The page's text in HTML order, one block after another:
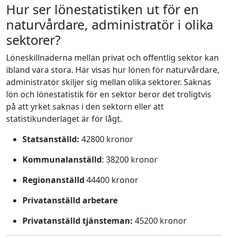
Hur ser lönestatistiken ut för en
naturvårdare, administratör i olika
sektorer?
Löneskillnaderna mellan privat och offentlig sektor kan
ibland vara stora. Här visas hur lönen för naturvårdare,
administratör skiljer sig mellan olika sektorer. Saknas
lön och lönestatistik för en sektor beror det troligtvis
på att yrket saknas i den sektorn eller att
statistikunderlaget är för lågt.
Statsanställd: 42800 kronor
Kommunalanställd: 38200 kronor
Regionanställd 44400 kronor
Privatanställd arbetare
Privatanställd tjänsteman: 45200 kronor